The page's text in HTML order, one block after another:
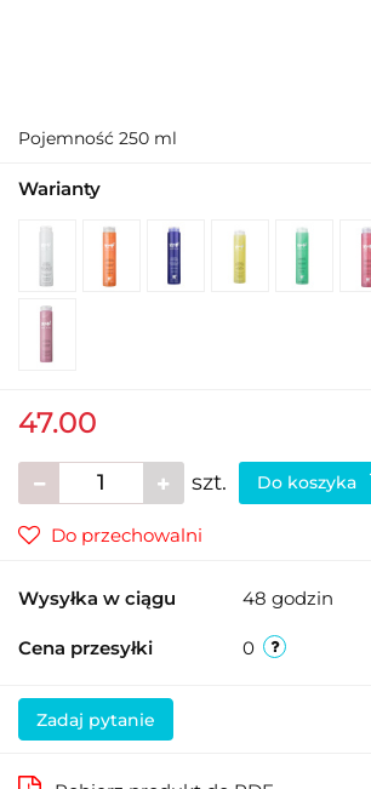
Pojemność 250 ml
Warianty
47.00
szt. Do koszyka
Do przechowalni
Wysyłka w ciągu 48 godzin
Cena przesyłki 0
Zadaj pytanie